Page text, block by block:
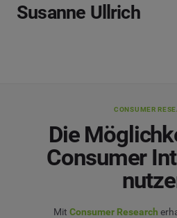
Susanne Ullrich
CONSUMER
Die
Consumer
Mit Consumer Research